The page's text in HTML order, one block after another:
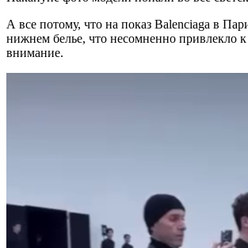
А все потому, что на показ Balenciaga в
нижнем белье, что несомненно привлекло
внимание.